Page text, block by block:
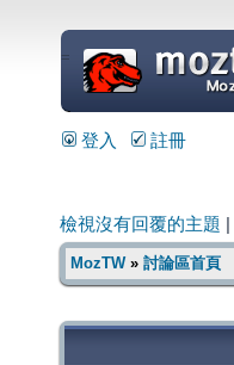
=
登入 註冊
檢視沒有回覆的主題
MozTW» 討論區首頁